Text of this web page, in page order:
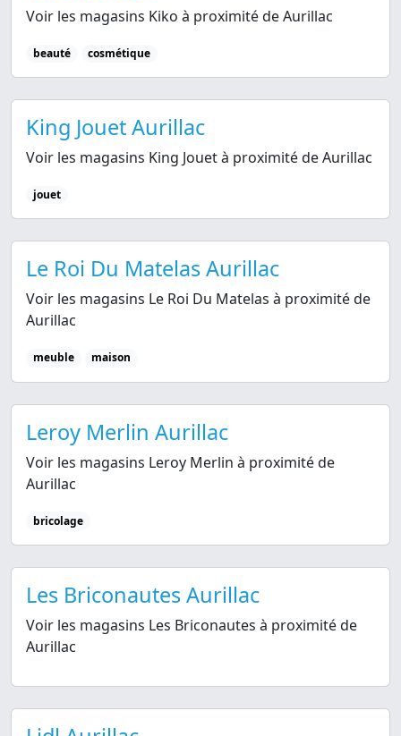
Voir les magasins Kiko à proximité de Aurillac
beauté cosmétique
King Jouet Aurillac
Voir les magasins King Jouet à proximité de Aurillac
jouet
Le Roi Du Matelas Aurillac
Voir les magasins Le Roi Du Matelas à proximité de
Aurillac
meuble maison
Leroy Merlin Aurillac
Voir les magasins Leroy Merlin à proximité de
Aurillac
bricolage
Les Briconautes Aurillac
Voir les magasins Les Briconautes à proximité de
Aurillac